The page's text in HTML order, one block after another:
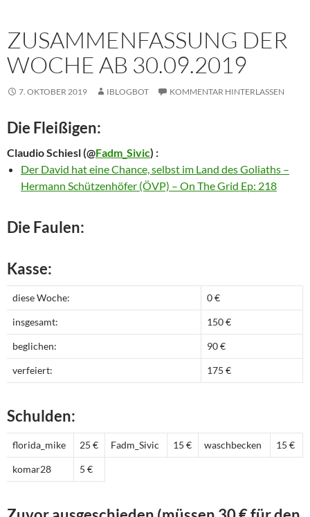
ZUSAMMENFASSUNG DER
WOCHE AB 30.09.2019
7. OKTOBER 2019 IBLOGBOT KOMMENTAR HINTERLASSEN
Die Fleißigen:
Claudio Schiesl(@Fadm_Sivic) :
Der David hat eine Chance, selbst im Land des Goliaths –
Hermann Schützenhöfer (ÖVP) – On The Grid Ep: 218
Die Faulen:
Kasse:
diese Woche: 0 €
insgesamt: 150 €
beglichen: 90 €
verfeiert: 175 €
Schulden:
florida_mike 25 € Fadm_Sivic 15 € waschbecken 15 €
komar28 5 €